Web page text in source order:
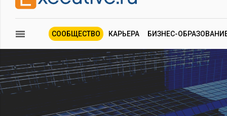
СООБЩЕСТВО КАРЬЕРА БИЗНЕС-